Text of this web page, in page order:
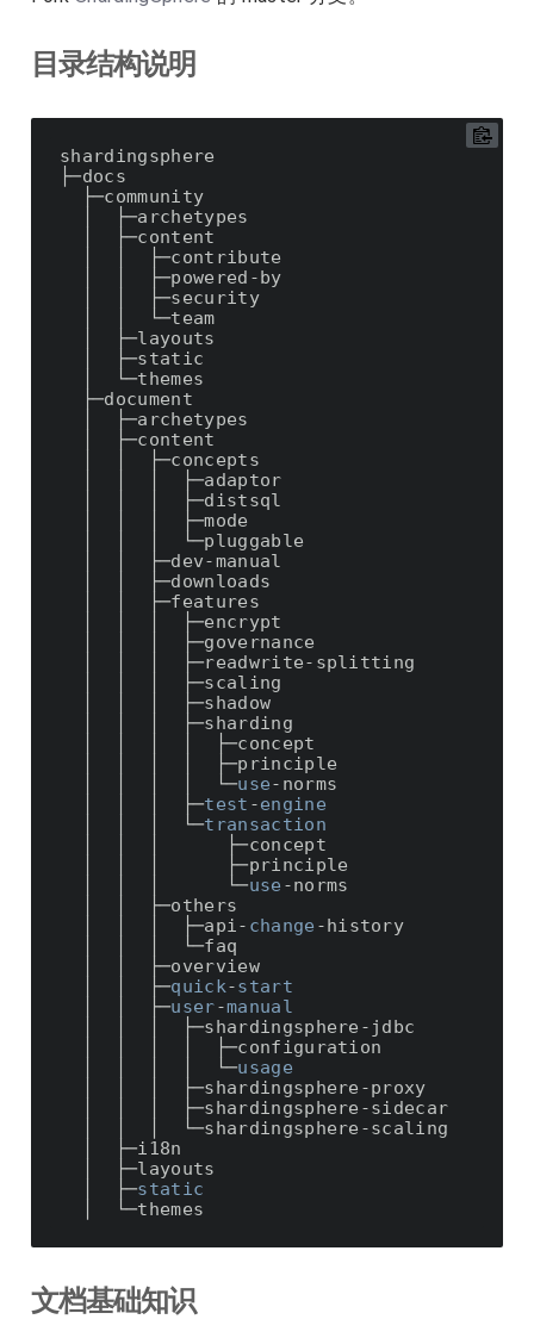
目录结构说明
shardingsphere
├─docs
  │  │  │  │  └─
use-norms
  │  │  │  ├─
test -engine
  │  │  │  └─
transaction
  │  │  │      └─
use -norms
  │  │  │  ├─api-
change -history
  │  │  ├─
quick-start
  │  │  ├─
user-manual
  │  │  │  │  └─
usage
  │  ├─
static
文档基础知识